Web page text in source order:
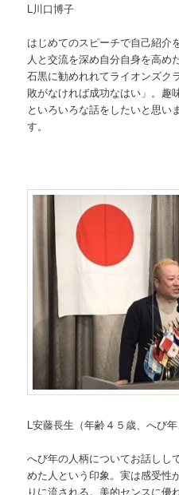
L川口博子
はじめてのスピーチで自己紹介
人と交流を深め自分自身を高め
石黒に勧めれれてライオンズク
敗がなければ成功なはい」。趣
といろいろな話をしたいと思い
す。
L安藤長生（年齢４５歳、へび年
へび年の人柄についてお話しし
めた人という印象。実は感受性
りに流される。美的センスに優